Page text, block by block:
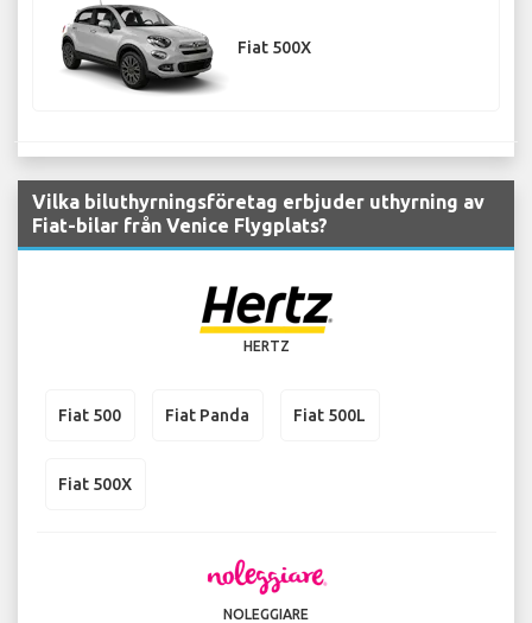
Fiat 500X
Vilka biluthyrningsföretag erbjuder uthyrning av
Fiat-bilar från Venice Flygplats?
HERTZ
Fiat 500 Fiat Panda Fiat 500L
Fiat 500X
NOLEGGIARE